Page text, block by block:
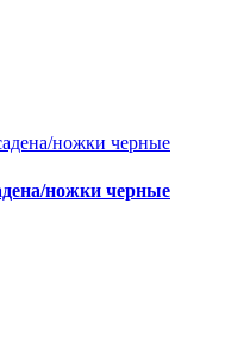
ножки черные